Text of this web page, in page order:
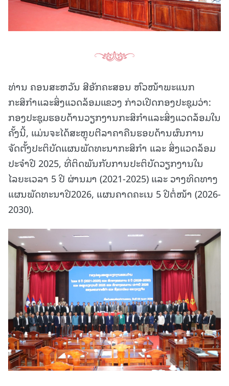
ທ່ານ ຄອນສະຫວັນ ສີອັກຄະສອນ ຫົວໜ້າພະແນກ
ກະສິກຳແລະສິ່ງແວດລ້ອມແຂວງ ກ່າວເປີດກອງປະຊຸມວ່າ:
ກອງປະຊຸມຮອບດ້ານວຽກງານກະສິກຳແລະສິ່ງແວດລ້ອມໃນ
ຄັ້ງນີ້, ແມ່ນຈະໄດ້ສະຫຼຸບຕີລາຄາຄືນຮອບດ້ານຜົນການ
ຈັດຕັ້ງປະຕິບັດແຜນພັດທະນາກະສິກຳ ແລະ ສິ່ງແວດລ້ອມ
ປະຈຳປີ 2025, ທີ່ຕິດພັນກັບການປະຕິບັດວຽກງານໃນ
ໄລຍະເວລາ 5 ປີ ຜ່ານມາ (2021-2025) ແລະ ວາງທິດທາງ
ແຜນພັດທະນາປີ2026, ແຜນຄາດຄະເນ 5 ປີຕໍ່ໜ້າ (2026-
2030).